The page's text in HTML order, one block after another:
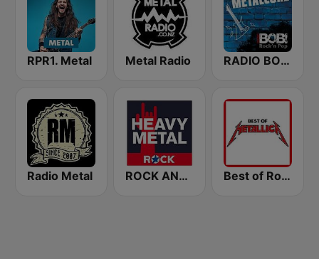
RPR1. Metal Metal Radio RADIO BOB! Metalcore
Radio Metal ROCK ANTENNE Heavy Metal Best of Rock - Metallica